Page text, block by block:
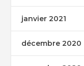
janvier 2021
décembre 2020